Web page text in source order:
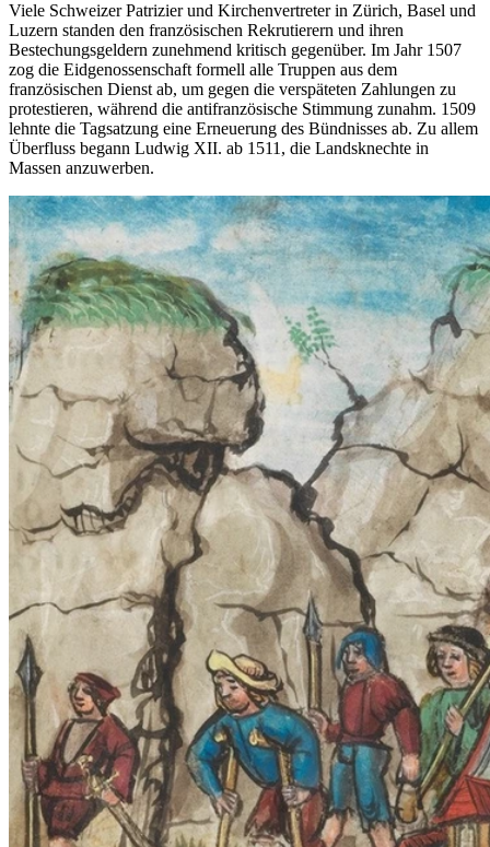
Viele Schweizer Patrizier und Kirchenvertreter in Zürich, Basel und
Luzern standen den französischen Rekrutierern und ihren
Bestechungsgeldern zunehmend kritisch gegenüber. Im Jahr 1507
zog die Eidgenossenschaft formell alle Truppen aus dem
französischen Dienst ab, um gegen die verspäteten Zahlungen zu
protestieren, während die antifranzösische Stimmung zunahm. 1509
lehnte die Tagsatzung eine Erneuerung des Bündnisses ab. Zu allem
Überfluss begann Ludwig XII. ab 1511, die Landsknechte in
Massen anzuwerben.